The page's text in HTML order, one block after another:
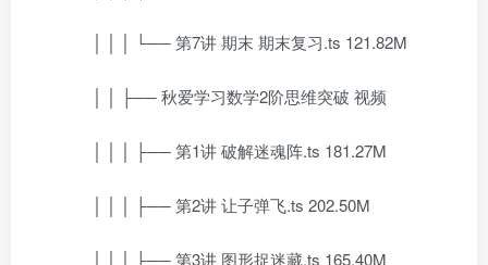
│ │ │ └── 第7讲 期末 期末复习.ts 121.82M
│ │ ├── 秋爱学习数学2阶思维突破 视频
│ │ │ ├── 第1讲 破解迷魂阵.ts 181.27M
│ │ │ ├── 第2讲 让子弹飞.ts 202.50M
│ │ │ ├── 第3讲 图形捉迷藏.ts 165.40M